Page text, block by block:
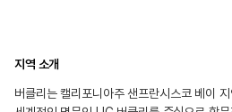
지역 소개
버클리는 캘리포니아주 샌프란시스코 베이